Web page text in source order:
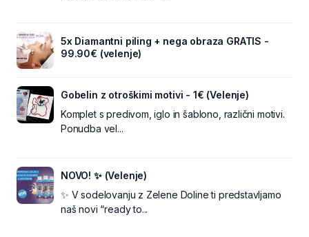
5x Diamantni piling + nega obraza GRATIS -
99.90€ (velenje)
Gobelin z otroškimi motivi - 1€ (Velenje)
Komplet s predivom, iglo in šablono, različni motivi.
Ponudba vel...
NOVO! ✨ (Velenje)
✨ V sodelovanju z Zelene Doline ti predstavljamo
naš novi “ready to...